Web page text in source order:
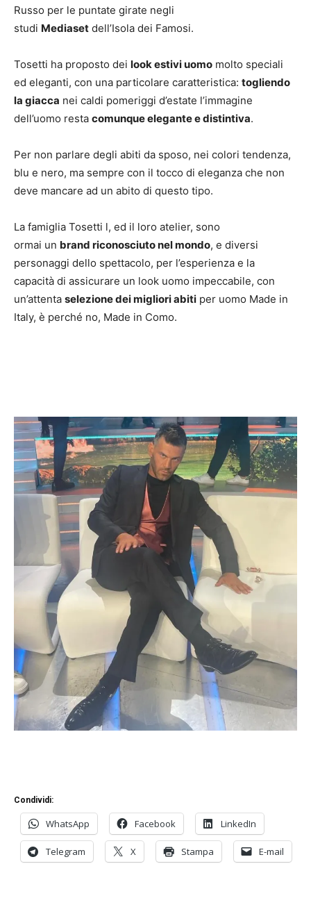
Russo per le puntate girate negli
studi Mediaset dell’Isola dei Famosi.
Tosetti ha proposto dei look estivi uomo molto speciali
ed eleganti, con una particolare caratteristica: togliendo
la giacca nei caldi pomeriggi d’estate l’immagine
dell’uomo resta comunque elegante e distintiva.
Per non parlare degli abiti da sposo, nei colori tendenza,
blu e nero, ma sempre con il tocco di eleganza che non
deve mancare ad un abito di questo tipo.
La famiglia Tosetti l, ed il loro atelier, sono
ormai un brand riconosciuto nel mondo, e diversi
personaggi dello spettacolo, per l’esperienza e la
capacità di assicurare un look uomo impeccabile, con
un’attenta selezione dei migliori abiti per uomo Made in
Italy, è perché no, Made in Como.
Condividi:
WhatsApp Facebook LinkedIn
Telegram X Stampa E-mail